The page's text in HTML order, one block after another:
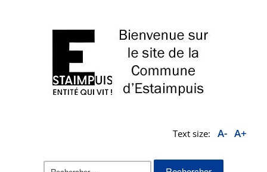
Text size: A- A+
Rechercher :